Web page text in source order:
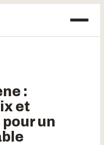
:
et
un